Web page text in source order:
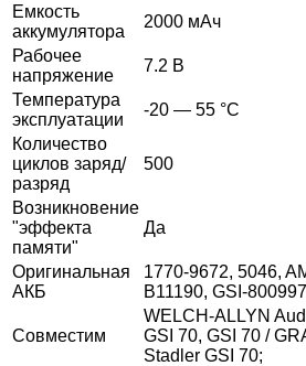
Емкость
аккумулятора
2000 мАч
Рабочее
напряжение
7.2 В
Температура
эксплуатации
-20 — 55 °C
Количество
циклов заряд/
разряд
500
Возникновение
"эффекта
памяти"
Да
Оригинальная
АКБ
1770-9672, 5046,
B11190, GSI-
Совместим
WELCH-ALLYN
GSI 70, GSI 70 /
Stadler GSI 70;